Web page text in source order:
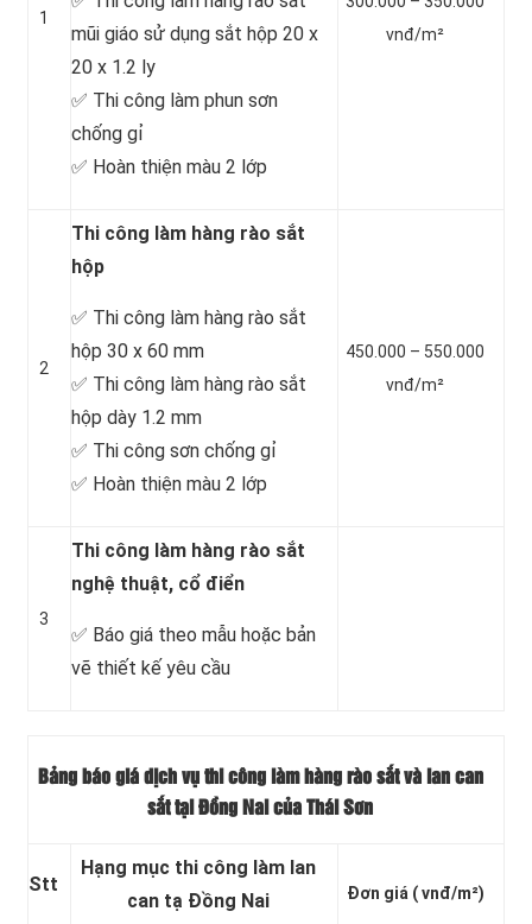
1
mũi giáo sử dụng sắt hộp 20 x
20 x 1.2 ly
✅ Thi công làm phun sơn
chống gỉ
✅ Hoàn thiện màu 2 lớp
vnđ/m²
2
Thi công làm hàng rào sắt
hộp
✅ Thi công làm hàng rào sắt
hộp 30 x 60 mm
✅ Thi công làm hàng rào sắt
hộp dày 1.2 mm
✅ Thi công sơn chống gỉ
✅ Hoàn thiện màu 2 lớp
450.000 – 550.000
vnđ/m²
3
Thi công làm hàng rào sắt
nghệ thuật, cổ điển
✅ Báo giá theo mẫu hoặc bản
vẽ thiết kế yêu cầu
Bảng báo giá dịch vụ thi công làm hàng rào sắt vàlan can
sắt tại Đồng Nai của Thái Sơn
Stt
Hạng mục thi công làm lan
can tạ Đồng Nai
Đơn giá ( vnđ/m²)